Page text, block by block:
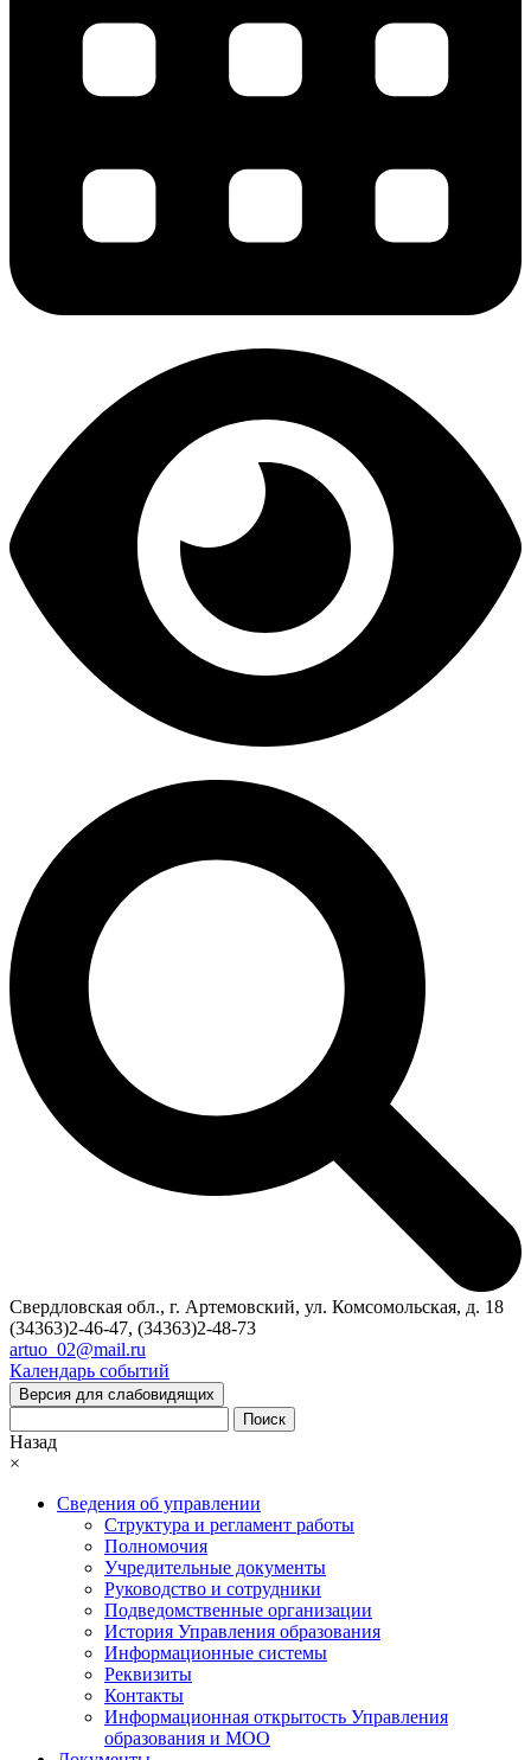
Свердловская обл., г. Артемовский, ул. Комсомольская, д. 18
(34363)2-46-47, (34363)2-48-73
artuo_02@mail.ru
Календарь событий
Версия для слабовидящих
Поиск
Назад
×
Сведения об управлении
Структура и регламент работы
Полномочия
Учредительные документы
Руководство и сотрудники
Подведомственные организации
История Управления образования
Информационные системы
Реквизиты
Контакты
Информационная открытость Управления
образования и МОО